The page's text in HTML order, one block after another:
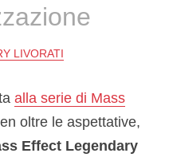
LIVORATI
alla serie di Mass
oltre le aspettative,
Effect Legendary